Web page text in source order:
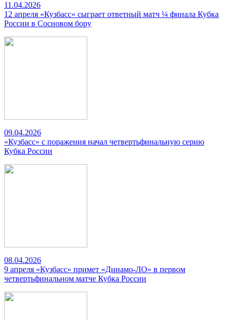
11.04.2026
12 апреля «Кузбасс» сыграет ответный матч ¼ финала Кубка
России в Сосновом бору
09.04.2026
«Кузбасс» с поражения начал четвертьфинальную серию
Кубка России
08.04.2026
9 апреля «Кузбасс» примет «Динамо-ЛО» в первом
четвертьфинальном матче Кубка России